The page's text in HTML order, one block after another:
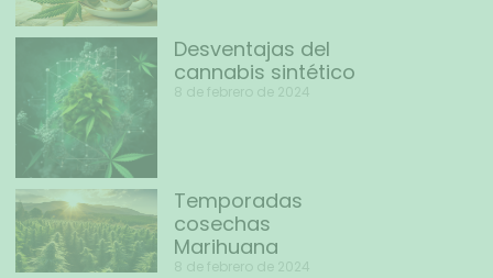
Desventajas del
cannabis sintético
8 de febrero de 2024
Temporadas
cosechas
Marihuana
8 de febrero de 2024